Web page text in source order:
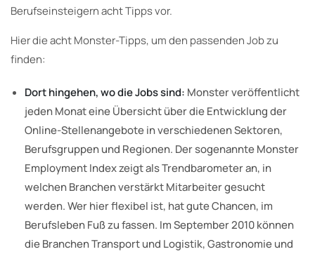
Berufseinsteigern acht Tipps vor.
Hier die acht Monster-Tipps, um den passenden Job zu
finden:
Dort hingehen, wo die Jobs sind: Monster veröffentlicht
jeden Monat eine Übersicht über die Entwicklung der
Online-Stellenangebote in verschiedenen Sektoren,
Berufsgruppen und Regionen. Der sogenannte Monster
Employment Index zeigt als Trendbarometer an, in
welchen Branchen verstärkt Mitarbeiter gesucht
werden. Wer hier flexibel ist, hat gute Chancen, im
Berufsleben Fuß zu fassen. Im September 2010 können
die Branchen Transport und Logistik, Gastronomie und